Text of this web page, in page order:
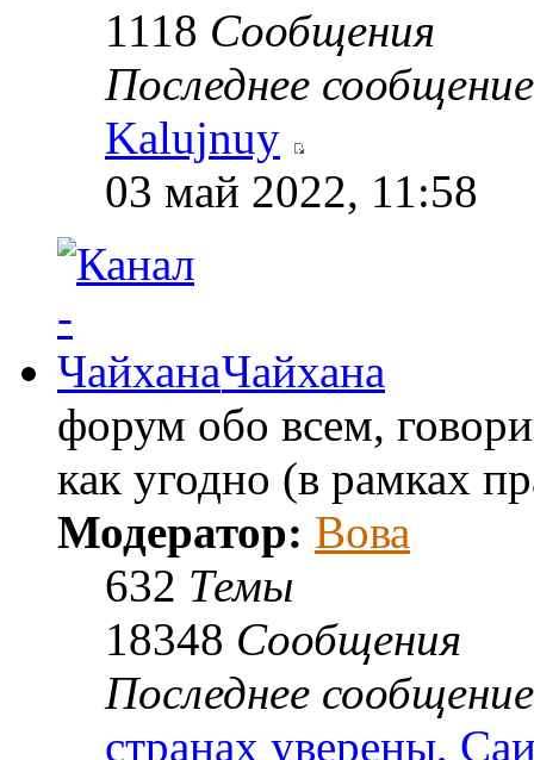
1118 Сообщения
Последнее сообщение
Kalujnuy
03 май 2022, 11:58
Чайхана
форум обо всем,
как угодно (в рамках
Модератор: Вова
632 Темы
18348 Сообщения
Последнее сообщение
странах уверены,